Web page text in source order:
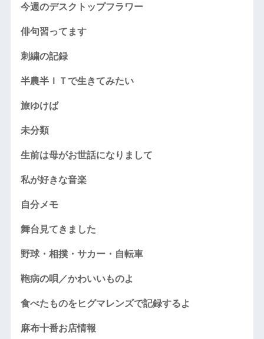
今週のデスクトップフラワー
俳句習ってます
刺繍の記録
半農半ＩＴで生きてみたい
旅ゆけば
未分類
生前は母がお世話になりまして
私が好きな音楽
自分メモ
舞台見てきました
野球・相撲・サカー・自転車
鞄病の唄／かわいいものよ
食べたものをヒグマレンズで記録するよ
麻布十番お店情報